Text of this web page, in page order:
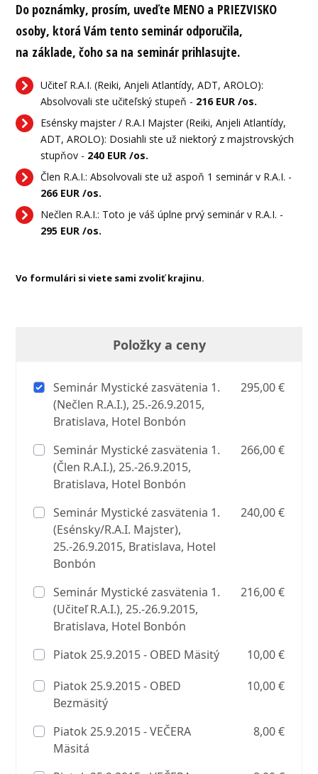
Do poznámky, prosím, uveďte MENO a PRIEZVISKO
osoby, ktorá Vám tento seminár odporučila,
na základe, čoho sa na seminár prihlasujte.
Učiteľ R.A.I. (Reiki, Anjeli Atlantídy, ADT, AROLO):
Absolvovali ste učiteľský stupeň - 216 EUR /os.
Esénsky majster / R.A.I Majster (Reiki, Anjeli Atlantídy,
ADT, AROLO): Dosiahli ste už niektorý z majstrovských
stupňov - 240 EUR /os.
Člen R.A.I.: Absolvovali ste už aspoň 1 seminár v R.A.I. -
266 EUR /os.
Nečlen R.A.I.: Toto je váš úplne prvý seminár v R.A.I. -
295 EUR /os.
Vo formulári si viete sami zvoliť krajinu.
Položky a ceny
Seminár Mystické zasvätenia 1.
(Nečlen R.A.I.), 25.-26.9.2015,
Bratislava, Hotel Bonbón
295,00 €
Seminár Mystické zasvätenia 1.
(Člen R.A.I.), 25.-26.9.2015,
Bratislava, Hotel Bonbón
266,00 €
Seminár Mystické zasvätenia 1.
(Esénsky/R.A.I. Majster),
25.-26.9.2015, Bratislava, Hotel
Bonbón
240,00 €
Seminár Mystické zasvätenia 1.
(Učiteľ R.A.I.), 25.-26.9.2015,
Bratislava, Hotel Bonbón
216,00 €
Piatok 25.9.2015 - OBED Mäsitý
10,00 €
Piatok 25.9.2015 - OBED
Bezmäsitý
10,00 €
Piatok 25.9.2015 - VEČERA
Mäsitá
8,00 €